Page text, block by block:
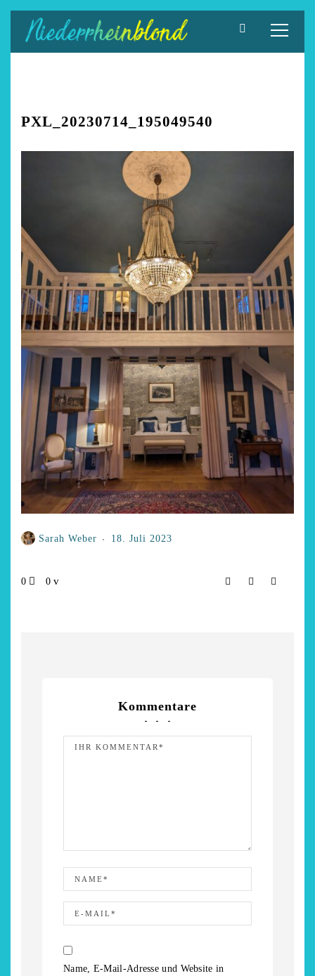
Inhalt
springen
Hofcafés am
Niederrhein
PXL_20230714_195049540
Sarah Weber 18. Juli 2023
0 0
Kommentare
Name, E-Mail-Adresse und Website in